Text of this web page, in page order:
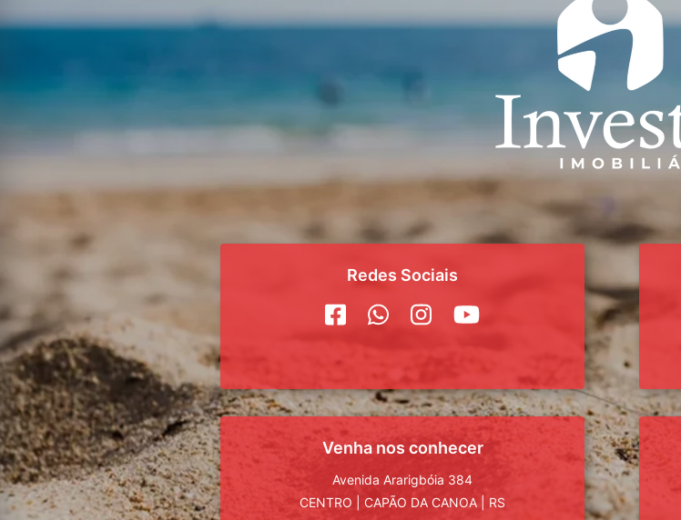
Redes Sociais
Venha nos conhecer
Avenida Ararigbóia 384
CENTRO
CAPÃO DA CANOA
RS